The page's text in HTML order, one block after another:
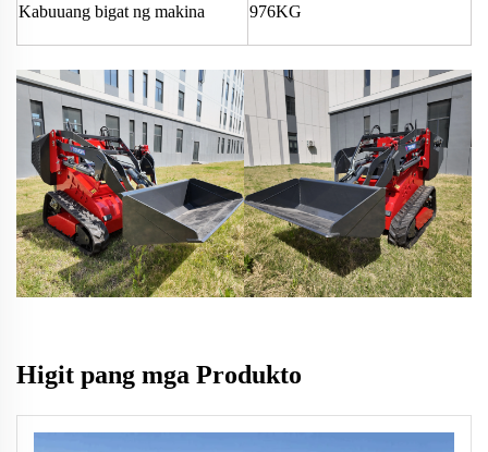
Kabuuang bigat ng makina 976KG
Higit pang mga Produkto